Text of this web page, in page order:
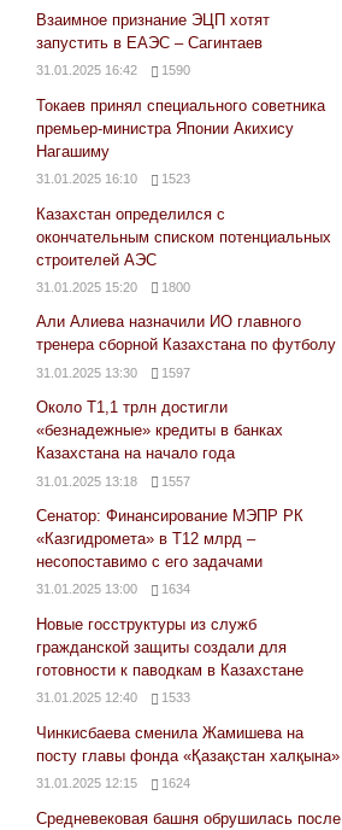
Взаимное признание ЭЦП хотят
запустить в ЕАЭС – Сагинтаев
31.01.2025 16:42 1590
Токаев принял специального советника
премьер-министра Японии Акихису
Нагашиму
31.01.2025 16:10 1523
Казахстан определился с
окончательным списком потенциальных
строителей АЭС
31.01.2025 15:20 1800
Али Алиева назначили ИО главного
тренера сборной Казахстана по футболу
31.01.2025 13:30 1597
Около Т1,1 трлн достигли
«безнадежные» кредиты в банках
Казахстана на начало года
31.01.2025 13:18 1557
Сенатор: Финансирование МЭПР РК
«Казгидромета» в Т12 млрд –
несопоставимо с его задачами
31.01.2025 13:00 1634
Новые госструктуры из служб
гражданской защиты создали для
готовности к паводкам в Казахстане
31.01.2025 12:40 1533
Чинкисбаева сменила Жамишева на
посту главы фонда «Қазақстан халқына»
31.01.2025 12:15 1624
Средневековая башня обрушилась после